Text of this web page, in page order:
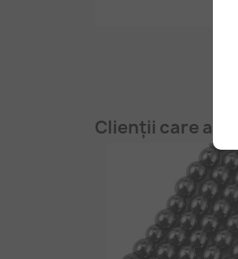
Clienții care au